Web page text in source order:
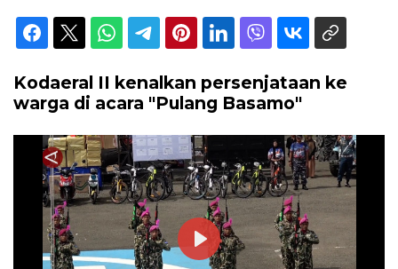
Kodaeral II kenalkan persenjataan ke
warga di acara "Pulang Basamo"
Play